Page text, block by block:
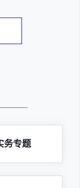
————
务专题